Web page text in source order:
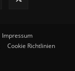
Impressum
Cookie Richtlinien